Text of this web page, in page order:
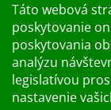
Táto webová
poskytovanie
poskytovania
analýzu
legislatívou
nastavenie
Nákupný košík